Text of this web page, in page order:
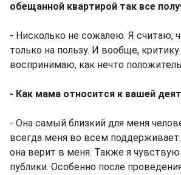
обещанной квартирой так все
- Нисколько не сожалею. Я считаю,
только на пользу. И вообще,
воспринимаю, как нечто
- Как мама относится к вашей
- Она самый близкий для меня
всегда меня во всем
она верит в меня. Также я
публики. Особенно после